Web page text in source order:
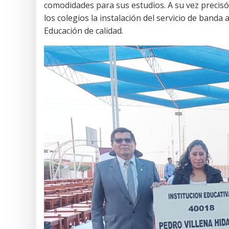
comodidades para sus estudios. A su vez
los colegios la instalación del servicio de
Educación de calidad.